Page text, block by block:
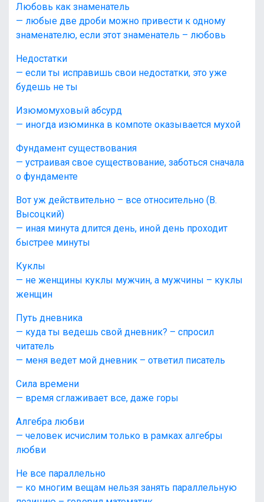
Любовь как знаменатель
— любые две дроби можно привести к одному
знаменателю, если этот знаменатель – любовь
Недостатки
— если ты исправишь свои недостатки, это уже
будешь не ты
Изюмомуховый абсурд
— иногда изюминка в компоте оказывается мухой
Фундамент существования
— устраивая свое существование, заботься сначала
о фундаменте
Вот уж действительно – все относительно (В.
Высоцкий)
— иная минута длится день, иной день проходит
быстрее минуты
Куклы
— не женщины куклы мужчин, а мужчины – куклы
женщин
Путь дневника
— куда ты ведешь свой дневник? – спросил
читатель
— меня ведет мой дневник – ответил писатель
Сила времени
— время сглаживает все, даже горы
Алгебра любви
— человек исчислим только в рамках алгебры
любви
Не все параллельно
— ко многим вещам нельзя занять параллельную